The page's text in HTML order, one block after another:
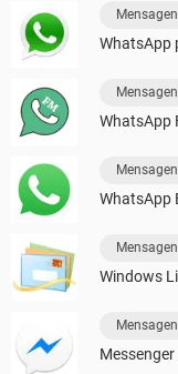
WhatsApp
WhatsApp
WhatsApp
Windows